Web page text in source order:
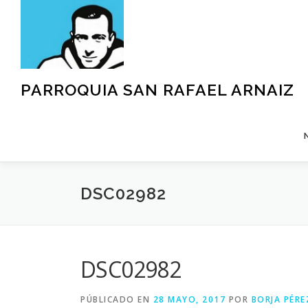
PARROQUIA SAN RAFAEL ARNAIZ
DSC02982
DSC02982
PÚBLICADO EN 28 MAYO, 2017 POR BORJA